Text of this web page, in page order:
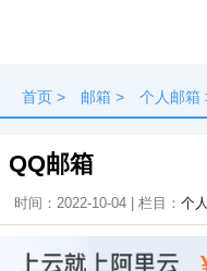
首页 > 邮箱 > 个人邮箱
QQ邮箱
时间：2022-10-04 | 栏目： 个